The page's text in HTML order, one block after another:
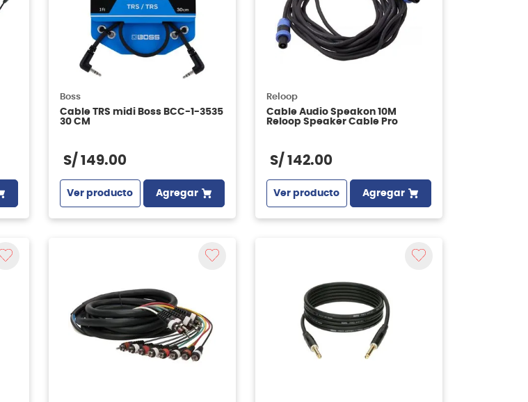
Boss
Cable TRS midi Boss BCC-1-3535
30 CM
S/ 149.00
Ver producto Agregar
Reloop
Cable Audio Speakon 10M
Reloop Speaker Cable Pro
S/ 142.00
Ver producto Agregar